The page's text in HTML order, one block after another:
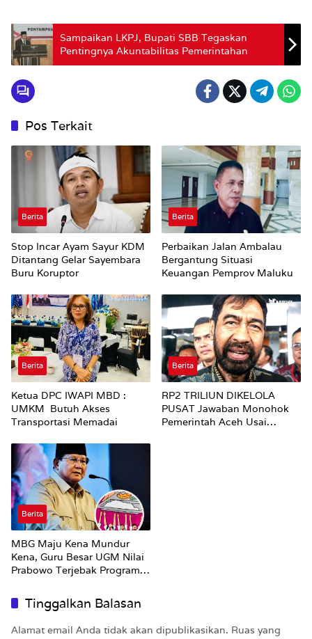
Sampaikan LKPJ, Bupati SBB Tegaskan
Pentingnya Akuntabilitas Pemerintahan
Pos Terkait
Berita
Stop Incar Ayam Sayur KDM
Ditantang Gelar Sayembara
Buru Koruptor
Berita
Perbaikan Jalan Ambalau
Bergantung Situasi
Keuangan Pemprov Maluku
Berita
Ketua DPC IWAPI MBD :
UMKM Butuh Akses
Transportasi Memadai
Berita
RP2 TRILIUN DIKELOLA
PUSAT Jawaban Monohok
Pemerintah Aceh Usai
Berita
MBG Maju Kena Mundur
Kena, Guru Besar UGM Nilai
Prabowo Terjebak Program
Tinggalkan Balasan
Alamat email Anda tidak akan dipublikasikan. Ruas yang